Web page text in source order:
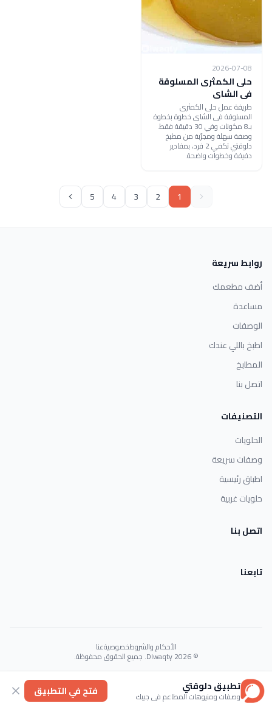
2026-07-08
حلى الكمثرى المسلوقة
فى الشاى
طريقة عمل حلى الكمثرى
المسلوقة فى الشاى خطوة بخطوة
بـ8 مكونات وفي 30 دقيقة فقط.
وصفة سهلة ومجرّبة من مطبخ
دلوقتي تكفي 2 فرد، بمقادير
دقيقة وخطوات واضحة.
1
2
3
4
5
روابط سريعة
أضف مطعمك
مساعدة
الوصفات
اطبخ باللي عندك
المطابخ
اتصل بنا
التصنيفات
الحلويات
وصفات سريعة
اطباق رئيسية
حلويات غربية
اتصل بنا
تابعنا
الأحكام والشروطخصوصيةعنا
© 2026 Dlwaqty. جميع الحقوق محفوظة.
Powered byGAIT
تطبيق دلوقتي
وصفات ومنيوهات المطاعم في جيبك فتح في التطبيق